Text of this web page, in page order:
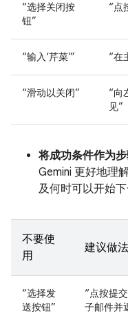
“选择关闭按
钮”
“点
“输入‘芹菜’” “在
“滑动以关闭”
“向
见”
将成功条件作为
Gemini 更好地理
及何时可以开始下
不要使
用
建议做法
“选择发
送按钮”
“点按提
子邮件并